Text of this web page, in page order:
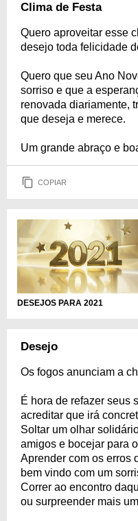
Clima de Festa
Quero aproveitar esse
desejo toda felicidade
Quero que seu Ano
sorriso e que a
renovada diariamente,
que deseja e merece.
Um grande abraço e
COPIAR
DESEJOS PARA 2021
Desejo
Os fogos anunciam a
É hora de refazer seus
acreditar que irá
Soltar um olhar
amigos e bocejar para
Aprender com os erros
bem vindo com um
Correr ao encontro
ou surpreender mais